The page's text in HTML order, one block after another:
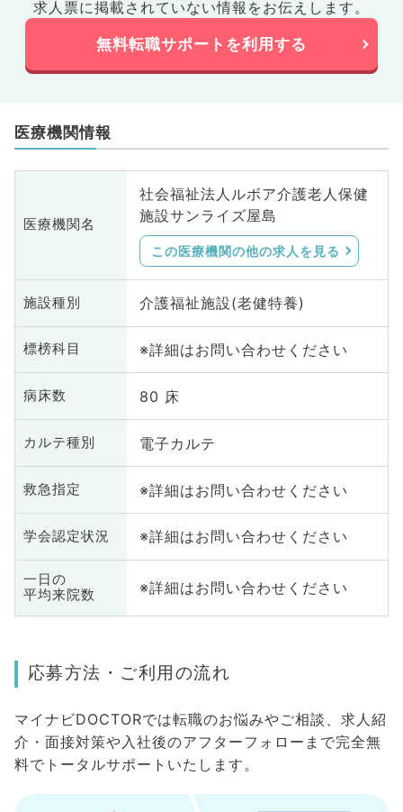
求人票に掲載されていない情報をお伝えします。
無料転職サポートを利用する
医療機関情報
医療機関名
社会福祉法人ルボア介護老人保健
施設サンライズ屋島
この医療機関の他の求人を見る
施設種別 介護福祉施設(老健特養)
標榜科目 ※詳細はお問い合わせください
病床数 80 床
カルテ種別 電子カルテ
救急指定 ※詳細はお問い合わせください
学会認定状況 ※詳細はお問い合わせください
一日の
平均来院数
※詳細はお問い合わせください
応募方法・ご利用の流れ
マイナビDOCTORでは転職のお悩みやご相談、求人紹
介・面接対策や入社後のアフターフォローまで完全無
料でトータルサポートいたします。